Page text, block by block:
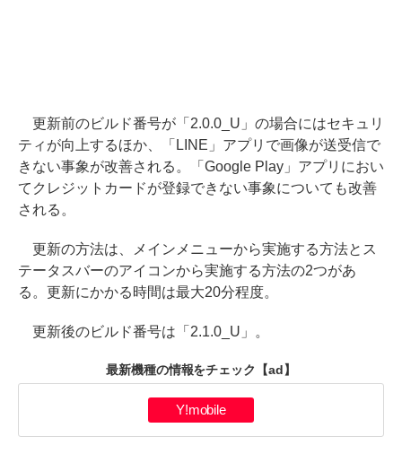
更新前のビルド番号が「2.0.0_U」の場合にはセキュリ
ティが向上するほか、「LINE」アプリで画像が送受信で
きない事象が改善される。「Google Play」アプリにおい
てクレジットカードが登録できない事象についても改善
される。
更新の方法は、メインメニューから実施する方法とス
テータスバーのアイコンから実施する方法の2つがあ
る。更新にかかる時間は最大20分程度。
更新後のビルド番号は「2.1.0_U」。
最新機種の情報をチェック 【ad】
Y!mobile